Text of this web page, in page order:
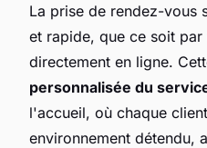
La prise de rendez-vous
et rapide, que ce soit par
directement en ligne.
personnalisée du
l'accueil, où chaque
environnement détendu,